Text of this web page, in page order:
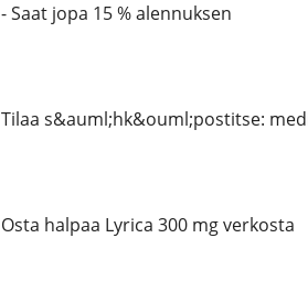
- Saat jopa 15 % alennuksen
Tilaa s&auml;hk&ouml;postitse:
Osta halpaa Lyrica 300 mg verkosta